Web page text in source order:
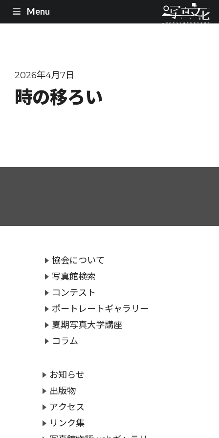
Menu
2026年4月7日
時の移ろい
協会について
写真館検索
コンテスト
ポートレートギャラリー
夏期写真大学講座
コラム
お知らせ
出版物
アクセス
リンク集